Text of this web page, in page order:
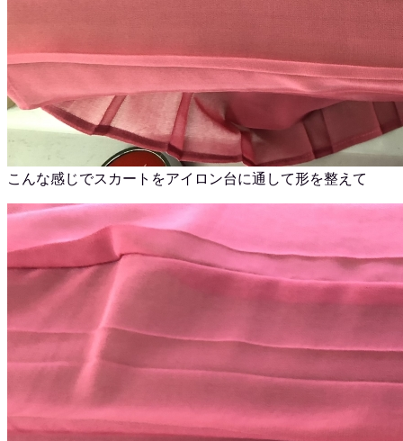
こんな感じでスカートをアイロン台に通して形を整えて